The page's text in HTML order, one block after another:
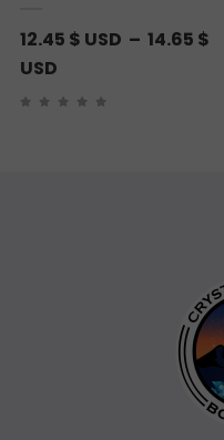
12.45 $ USD – 14.65 $
USD
l